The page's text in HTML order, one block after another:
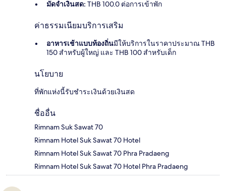
มัดจำเงินสด: THB 100.0 ต่อการเข้าพัก
ค่าธรรมเนียมบริการเสริม
อาหารเช้าแบบท้องถิ่นมีให้บริการในราคาประมาณ THB
150 สำหรับผู้ใหญ่ และ THB 100 สำหรับเด็ก
นโยบาย
ที่พักแห่งนี้รับชำระเงินด้วยเงินสด
ชื่ออื่น
Rimnam Suk Sawat 70
Rimnam Hotel Suk Sawat 70 Hotel
Rimnam Hotel Suk Sawat 70 Phra Pradaeng
Rimnam Hotel Suk Sawat 70 Hotel Phra Pradaeng